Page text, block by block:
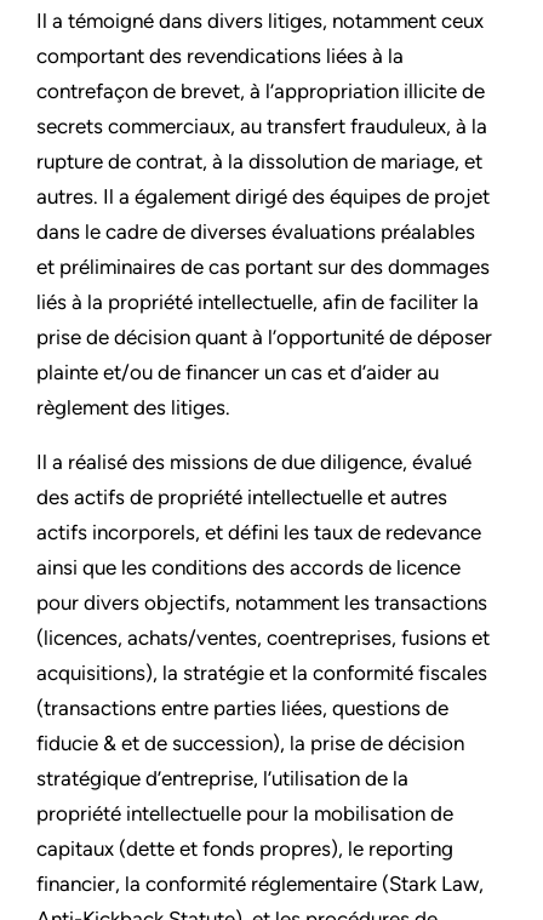
Il a témoigné dans divers litiges, notamment ceux
comportant des revendications liées à la
contrefaçon de brevet, à l’appropriation illicite de
secrets commerciaux, au transfert frauduleux, à la
rupture de contrat, à la dissolution de mariage, et
autres. Il a également dirigé des équipes de projet
dans le cadre de diverses évaluations préalables
et préliminaires de cas portant sur des dommages
liés à la propriété intellectuelle, afin de faciliter la
prise de décision quant à l’opportunité de déposer
plainte et/ou de financer un cas et d’aider au
règlement des litiges.
Il a réalisé des missions de due diligence, évalué
des actifs de propriété intellectuelle et autres
actifs incorporels, et défini les taux de redevance
ainsi que les conditions des accords de licence
pour divers objectifs, notamment les transactions
(licences, achats/ventes, coentreprises, fusions et
acquisitions), la stratégie et la conformité fiscales
(transactions entre parties liées, questions de
fiducie & et de succession), la prise de décision
stratégique d’entreprise, l’utilisation de la
propriété intellectuelle pour la mobilisation de
capitaux (dette et fonds propres), le reporting
financier, la conformité réglementaire (Stark Law,